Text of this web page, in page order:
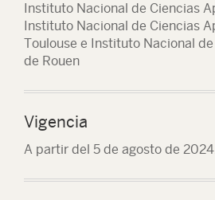
Instituto Nacional de Ciencias
Instituto Nacional de Ciencias
Toulouse e Instituto Nacional
de Rouen
Vigencia
A partir del 5 de agosto de